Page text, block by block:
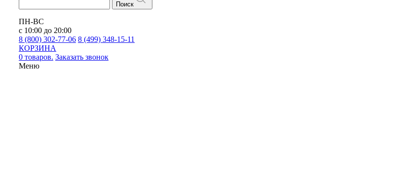
Поиск
ПН-ВС
с 10:00 до 20:00
8 (800) 302-77-06 8 (499) 348-15-11
КОРЗИНА
0 товаров. Заказать звонок
Меню